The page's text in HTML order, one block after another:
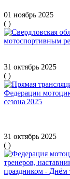
01 ноябрь 2025
( )
31 октябрь 2025
( )
31 октябрь 2025
( )